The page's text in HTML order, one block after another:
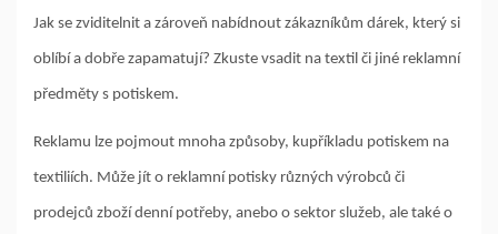
Jak se zviditelnit a zároveň nabídnout zákazníkům dárek, který si
oblíbí a dobře zapamatují? Zkuste vsadit na textil či jiné reklamní
předměty s potiskem.
Reklamu lze pojmout mnoha způsoby, kupříkladu potiskem na
textiliích. Může jít o reklamní potisky různých výrobců či
prodejců zboží denní potřeby, anebo o sektor služeb, ale také o